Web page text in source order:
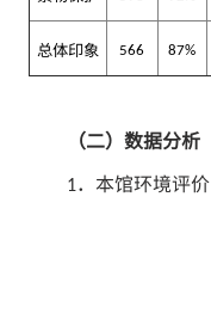
总体印象 566 87%
（二）数据分析
1．本馆环境评价